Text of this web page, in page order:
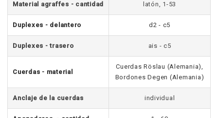
Material agraffes - cantidad latón, 1-53
Duplexes - delantero d2 - c5
Duplexes - trasero ais - c5
Cuerdas - material
Cuerdas Röslau (Alemania),
Bordones Degen (Alemania)
Anclaje de la cuerdas individual